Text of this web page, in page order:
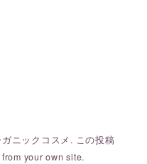
ニックコスメ . この投稿
from your own site.